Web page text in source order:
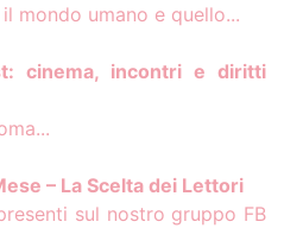
mondo umano e quello...
cinema, incontri e diritti
– La Scelta dei Lettori
sul nostro gruppo FB